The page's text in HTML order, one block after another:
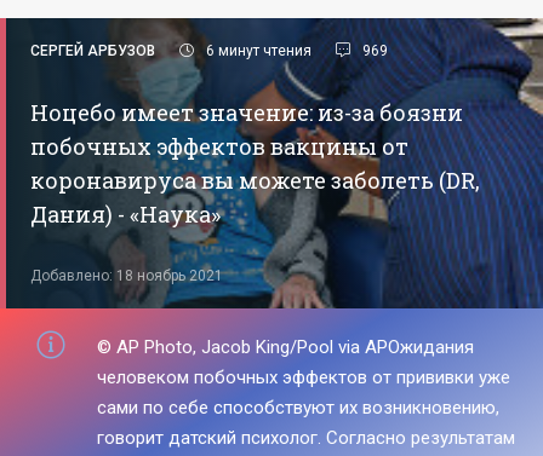
СЕРГЕЙ АРБУЗОВ 6 минут чтения 969
Ноцебо имеет значение: из-за боязни
побочных эффектов вакцины от
коронавируса вы можете заболеть (DR,
Дания) - «Наука»
Добавлено: 18 ноябрь 2021
© AP Photo, Jacob King/Pool via APОжидания
человеком побочных эффектов от прививки уже
сами по себе способствуют их возникновению,
говорит датский психолог. Согласно результатам